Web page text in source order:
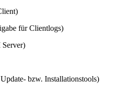
für Clientlogs)
bzw. Installationstools)